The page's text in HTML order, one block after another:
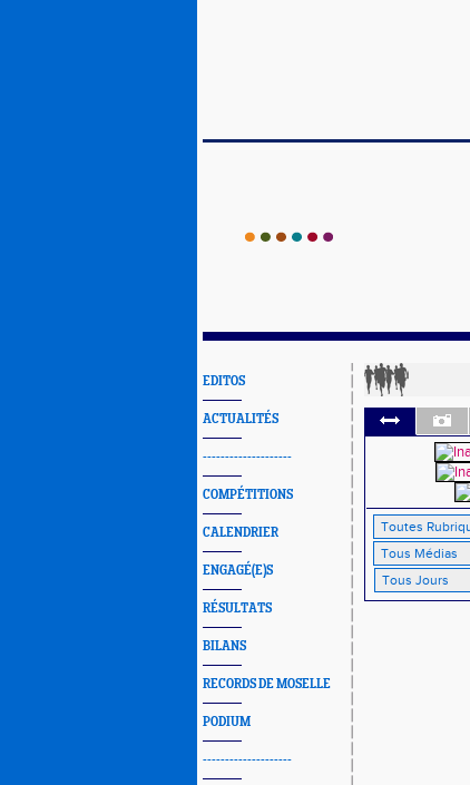
EDITOS
ACTUALITÉS
--------------------
COMPÉTITIONS
CALENDRIER
ENGAGÉ(E)S
RÉSULTATS
BILANS
RECORDS DE MOSELLE
PODIUM
--------------------